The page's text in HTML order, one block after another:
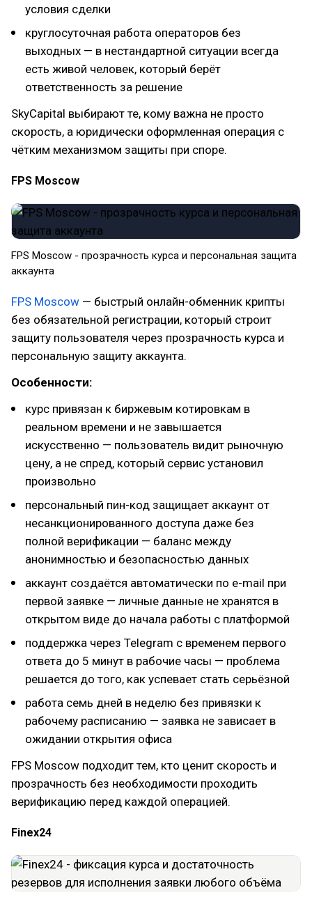
условия сделки
круглосуточная работа операторов без
выходных — в нестандартной ситуации всегда
есть живой человек, который берёт
ответственность за решение
SkyCapital выбирают те, кому важна не просто
скорость, а юридически оформленная операция с
чётким механизмом защиты при споре.
FPS Moscow
FPS Moscow - прозрачность курса и персональная защита
аккаунта
FPS Moscow — быстрый онлайн-обменник крипты
без обязательной регистрации, который строит
защиту пользователя через прозрачность курса и
персональную защиту аккаунта.
Особенности:
курс привязан к биржевым котировкам в
реальном времени и не завышается
искусственно — пользователь видит рыночную
цену, а не спред, который сервис установил
произвольно
персональный пин-код защищает аккаунт от
несанкционированного доступа даже без
полной верификации — баланс между
анонимностью и безопасностью данных
аккаунт создаётся автоматически по e-mail при
первой заявке — личные данные не хранятся в
открытом виде до начала работы с платформой
поддержка через Telegram с временем первого
ответа до 5 минут в рабочие часы — проблема
решается до того, как успевает стать серьёзной
работа семь дней в неделю без привязки к
рабочему расписанию — заявка не зависает в
ожидании открытия офиса
FPS Moscow подходит тем, кто ценит скорость и
прозрачность без необходимости проходить
верификацию перед каждой операцией.
Finex24